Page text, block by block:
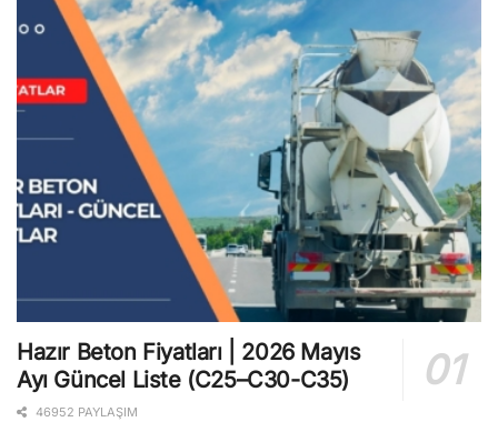
Hazır Beton Fiyatları | 2026 Mayıs
Ayı Güncel Liste (C25–C30-C35)
46952 PAYLAŞIM